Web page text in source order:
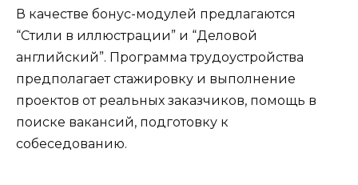
В качестве бонус-модулей предлагаются
“Стили в иллюстрации” и “Деловой
английский”. Программа трудоустройства
предполагает стажировку и выполнение
проектов от реальных заказчиков, помощь в
поиске вакансий, подготовку к
собеседованию.